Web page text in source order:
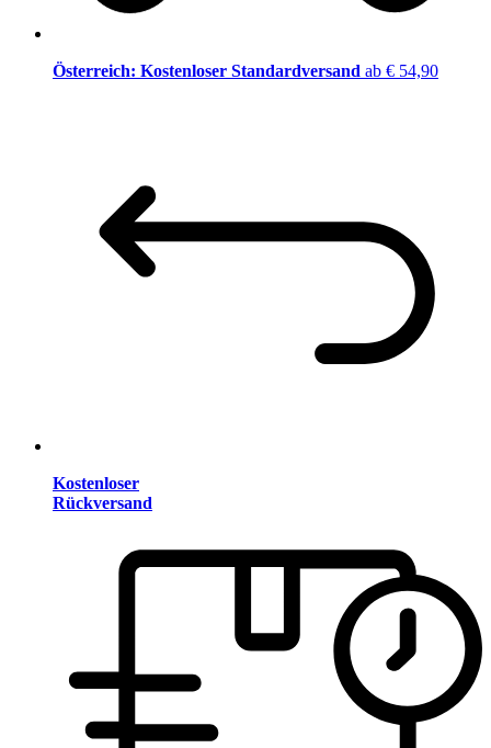
Österreich: Kostenloser Standardversand ab € 54,90
Kostenloser
Rückversand